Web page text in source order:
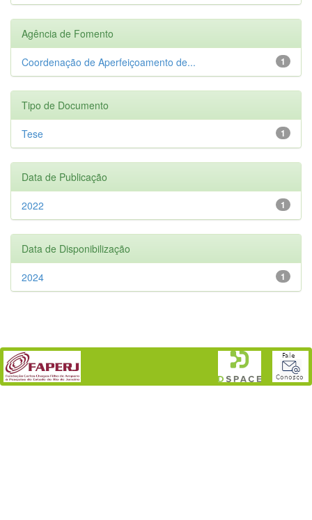
Agência de Fomento
1
Coordenação de Aperfeiçoamento de...
Tipo de Documento
1
Tese
Data de Publicação
1
2022
Data de Disponibilização
1
2024